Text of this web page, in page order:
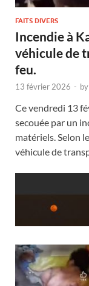
FAITS DIVERS
Incendie à
véhicule de
feu.
13 février 2026 - by
Ce vendredi 13
secouée par un
matériels. Selon
véhicule de